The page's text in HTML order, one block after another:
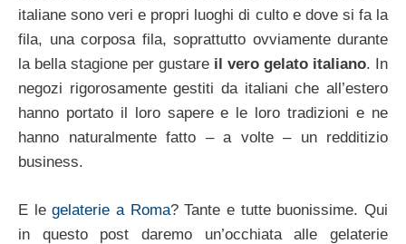
italiane sono veri e propri luoghi di culto e dove si fa la
fila, una corposa fila, soprattutto ovviamente durante
la bella stagione per gustare il vero gelato italiano. In
negozi rigorosamente gestiti da italiani che all’estero
hanno portato il loro sapere e le loro tradizioni e ne
hanno naturalmente fatto – a volte – un redditizio
business.
E legelaterie a Roma? Tante e tutte buonissime. Qui
in questo post daremo un’occhiata alle gelaterie